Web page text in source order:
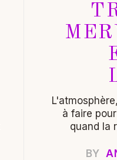
à faire
quand la
BY